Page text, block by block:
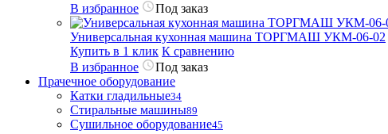
В избранное
Под заказ
Универсальная кухонная машина ТОРГМАШ УКМ-06-02
Купить в 1 клик К сравнению
В избранное
Под заказ
Прачечное оборудование
Катки гладильные34
Стиральные машины89
Сушильное оборудование45